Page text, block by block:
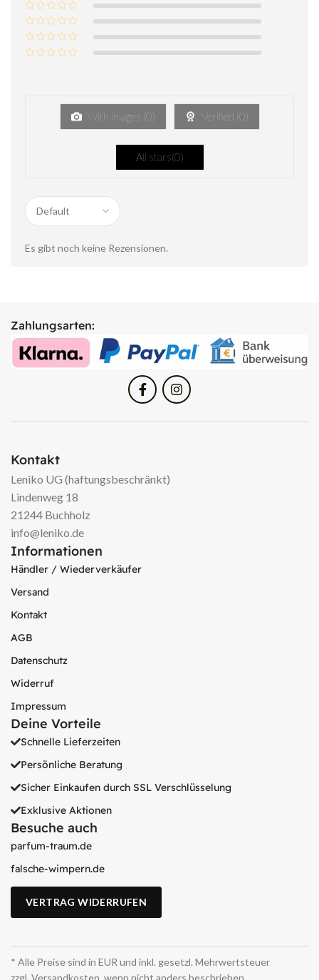
With images (0) Verified (0)
All stars(0)
Es gibt noch keine Rezensionen.
Zahlungsarten:
Kontakt
Leniko UG (haftungsbeschränkt)
Lindenweg 18
21244 Buchholz
info@leniko.de
Informationen
Händler / Wiederverkäufer
Versand
Kontakt
AGB
Datenschutz
Widerruf
Impressum
Deine Vorteile
Schnelle Lieferzeiten
Persönliche Beratung
Sicher Einkaufen durch SSL Verschlüsselung
Exklusive Aktionen
Besuche auch
parfum-traum.de
falsche-wimpern.de
VERTRAG WIDERRUFEN
* Alle Preise sind in EUR und inkl. gesetzl. Mehrwertsteuer
zzgl. Versandkosten, wenn nicht anders beschrieben.